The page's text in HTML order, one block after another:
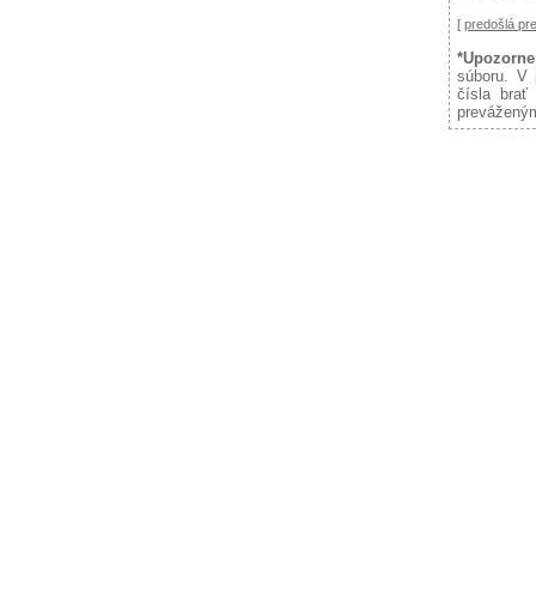
[ predošlá
súboru. V
čísla brať